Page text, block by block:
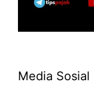
Media Sosial